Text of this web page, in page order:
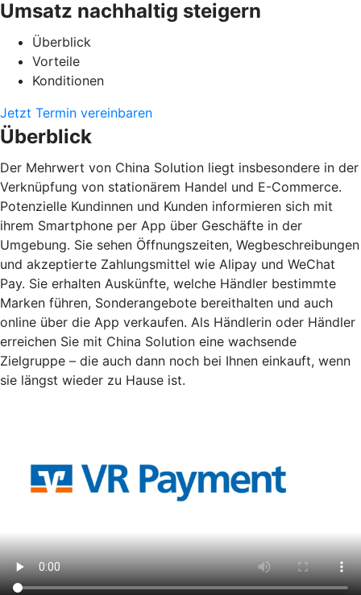
Umsatz nachhaltig steigern
Überblick
Vorteile
Konditionen
Jetzt Termin vereinbaren
Überblick
Der Mehrwert von China Solution liegt insbesondere in der
Verknüpfung von stationärem Handel und E-Commerce.
Potenzielle Kundinnen und Kunden informieren sich mit
ihrem Smartphone per App über Geschäfte in der
Umgebung. Sie sehen Öffnungszeiten, Wegbeschreibungen
und akzeptierte Zahlungsmittel wie Alipay und WeChat
Pay. Sie erhalten Auskünfte, welche Händler bestimmte
Marken führen, Sonderangebote bereithalten und auch
online über die App verkaufen. Als Händlerin oder Händler
erreichen Sie mit China Solution eine wachsende
Zielgruppe – die auch dann noch bei Ihnen einkauft, wenn
sie längst wieder zu Hause ist.